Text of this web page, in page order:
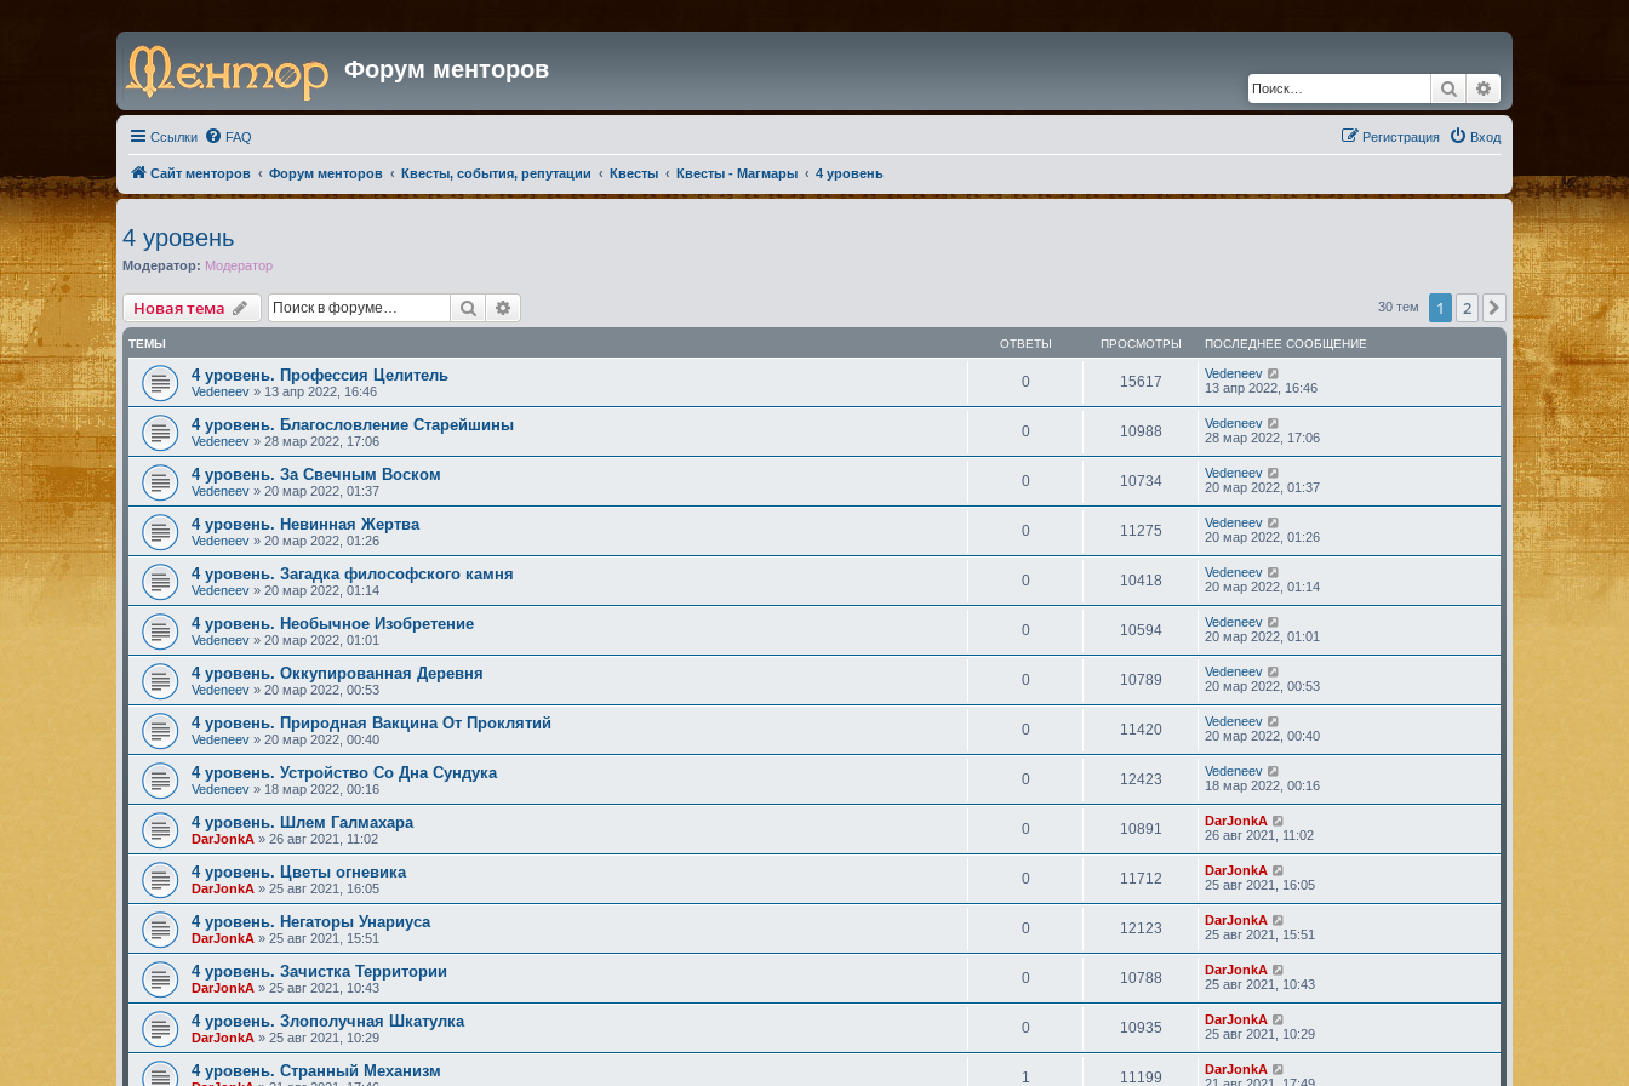
Форум менторов
Поиск
Ссылки FAQ Вход
Регистрация
Сайт менторов Форум менторов Квесты, события, репутации Квесты Квесты - Магмары 4 уровень
4 уровень
Модератор: Модератор
Новая тема Поиск 30 тем 1 2 След.
ТЕМЫ ОТВЕТЫ ПРОСМОТРЫ ПОСЛЕДНЕЕ СООБЩЕНИЕ
4 уровень. Профессия Целитель
Vedeneev » 13 апр 2022, 16:46
0 15617
Vedeneev
13 апр 2022, 16:46
4 уровень. Благословление Старейшины
Vedeneev » 28 мар 2022, 17:06
0 10988
Vedeneev
28 мар 2022, 17:06
4 уровень. За Свечным Воском
Vedeneev » 20 мар 2022, 01:37
0 10734
Vedeneev
20 мар 2022, 01:37
4 уровень. Невинная Жертва
Vedeneev » 20 мар 2022, 01:26
0 11275
Vedeneev
20 мар 2022, 01:26
4 уровень. Загадка философского камня
Vedeneev » 20 мар 2022, 01:14
0 10418
Vedeneev
20 мар 2022, 01:14
4 уровень. Необычное Изобретение
Vedeneev » 20 мар 2022, 01:01
0 10594
Vedeneev
20 мар 2022, 01:01
4 уровень. Оккупированная Деревня
Vedeneev » 20 мар 2022, 00:53
0 10789
Vedeneev
20 мар 2022, 00:53
4 уровень. Природная Вакцина От Проклятий
Vedeneev » 20 мар 2022, 00:40
0 11420
Vedeneev
20 мар 2022, 00:40
4 уровень. Устройство Со Дна Сундука
Vedeneev » 18 мар 2022, 00:16
0 12423
Vedeneev
18 мар 2022, 00:16
4 уровень. Шлем Галмахара
DarJonkA » 26 авг 2021, 11:02
0 10891
DarJonkA
26 авг 2021, 11:02
4 уровень. Цветы огневика
DarJonkA » 25 авг 2021, 16:05
0 11712
DarJonkA
25 авг 2021, 16:05
4 уровень. Негаторы Унариуса
DarJonkA » 25 авг 2021, 15:51
0 12123
DarJonkA
25 авг 2021, 15:51
4 уровень. Зачистка Территории
DarJonkA » 25 авг 2021, 10:43
0 10788
DarJonkA
25 авг 2021, 10:43
4 уровень. Злополучная Шкатулка
DarJonkA » 25 авг 2021, 10:29
0 10935
DarJonkA
25 авг 2021, 10:29
4 уровень. Странный Механизм 1 11199
DarJonkA